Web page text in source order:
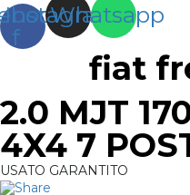
f
Instagram
Whatsapp
fiat
2.0 MJT
4X4 7
USATO GARANTITO